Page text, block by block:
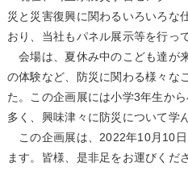
災と災害復興に関わるいろいろな
おり、当社もパネル展示等を行
会場は、夏休み中のこども達が
の体験など、防災に関わる様々な
た。この企画展には小学3年生か
多く、興味津々に防災について
この企画展は、2022年10月10日
ます。皆様、是非足をお運びくだ